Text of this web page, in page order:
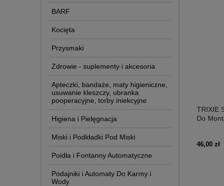
BARF
Kocięta
Przysmaki
Zdrowie - suplementy i akcesoria
Apteczki, bandaże, maty higieniczne,
usuwanie kleszczy, ubranka
pooperacyjne, torby iniekcyjne
Higiena i Pielęgnacja
Miski i Podkładki Pod Miski
Poidła i Fontanny Automatyczne
Podajniki i Automaty Do Karmy i
Wody
TRIXIE
Do
46,00 zł